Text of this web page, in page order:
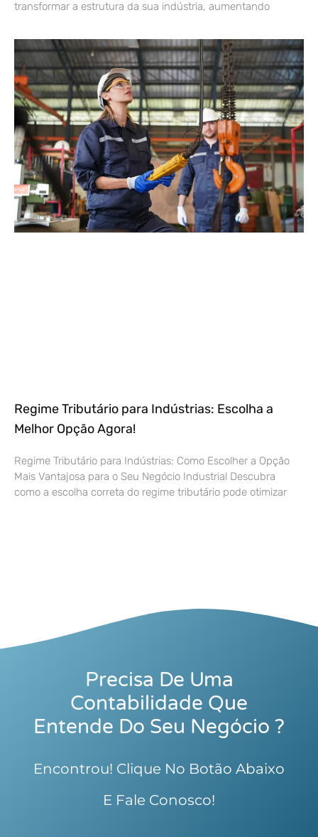
transformar a estrutura da sua indústria, aumentando
Regime Tributário para Indústrias: Escolha a
Melhor Opção Agora!
Regime Tributário para Indústrias: Como Escolher a Opção
Mais Vantajosa para o Seu Negócio Industrial Descubra
como a escolha correta do regime tributário pode otimizar
Precisa De Uma
Contabilidade Que
Entende Do Seu Negócio ?
Encontrou! Clique No Botão Abaixo
E Fale Conosco!